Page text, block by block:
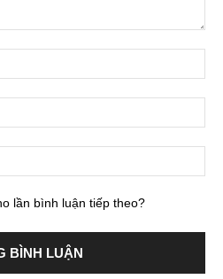
lần bình luận tiếp theo?